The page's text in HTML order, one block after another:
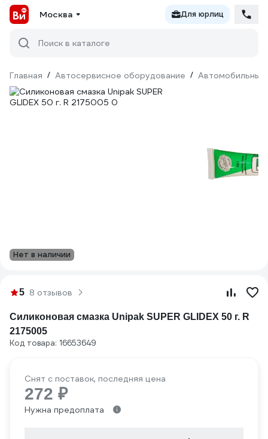
Москва Для юрлиц
Поиск в каталоге
Главная / Автосервисное оборудование / Автомобильные
Нет в наличии
5 8 отзывов
Силиконовая смазка Unipak SUPER GLIDEX 50 г. R
2175005
Код товара: 16653649
Снят с поставок, последняя цена
272 ₽
Нужна предоплата